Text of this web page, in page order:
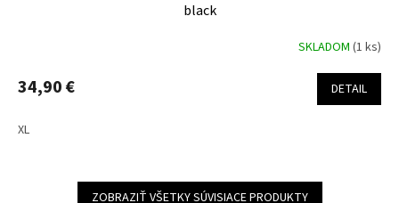
black
SKLADOM (1 ks)
34,90 € DETAIL
XL
ZOBRAZIŤ VŠETKY SÚVISIACE PRODUKTY